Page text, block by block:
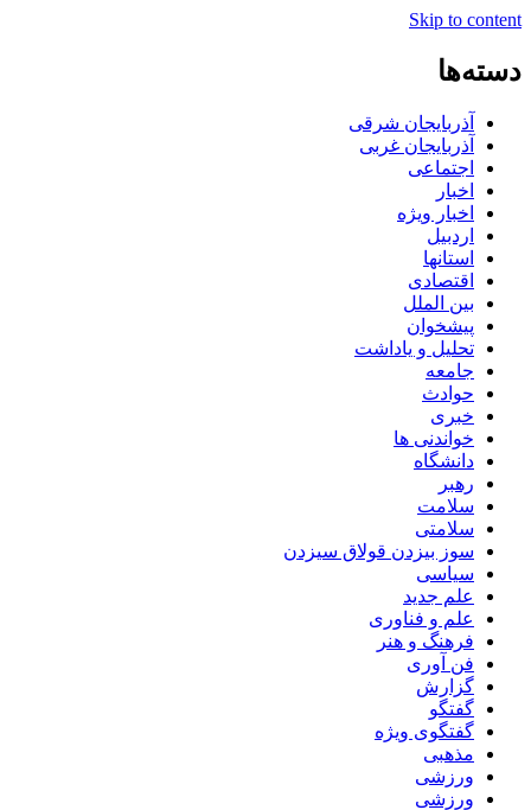
Skip to content
دسته‌ها
آذربایجان شرقی
آذربایجان غربی
اجتماعی
اخبار
اخبار ویژه
اردبیل
استانها
اقتصادی
بین الملل
پیشخوان
تحلیل و یاداشت
جامعه
حوادث
خبری
خواندنی ها
دانشگاه
رهبر
سلامت
سلامتی
سوز بیزدن قولاق سیزدن
سیاسی
علم جدید
علم و فناوری
فرهنگ و هنر
فن آوری
گزارش
گفتگو
گفتگوی ویژه
مذهبی
ورزشی
ورزشی